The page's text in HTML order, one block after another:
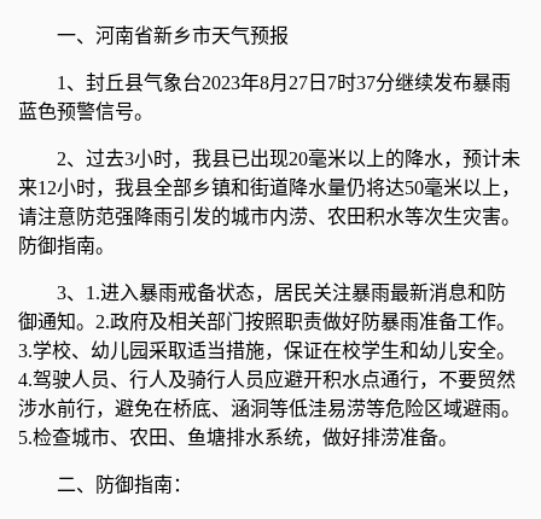
一、河南省新乡市天气预报
1、封丘县气象台2023年8月27日7时37分继续发布暴雨
蓝色预警信号。
2、过去3小时，我县已出现20毫米以上的降水，预计未
来12小时，我县全部乡镇和街道降水量仍将达50毫米以上，
请注意防范强降雨引发的城市内涝、农田积水等次生灾害。
防御指南。
3、1.进入暴雨戒备状态，居民关注暴雨最新消息和防
御通知。2.政府及相关部门按照职责做好防暴雨准备工作。
3.学校、幼儿园采取适当措施，保证在校学生和幼儿安全。
4.驾驶人员、行人及骑行人员应避开积水点通行，不要贸然
涉水前行，避免在桥底、涵洞等低洼易涝等危险区域避雨。
5.检查城市、农田、鱼塘排水系统，做好排涝准备。
二、防御指南：